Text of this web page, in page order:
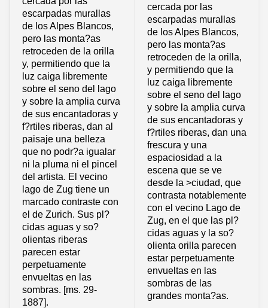
escarpadas murallas
de los Alpes Blancos,
pero las monta?as
retroceden de la orilla
y, permitiendo que la
luz caiga libremente
sobre el seno del lago
y sobre la amplia curva
de sus encantadoras y
f?rtiles riberas, dan al
paisaje una belleza
que no podr?a igualar
ni la pluma ni el pincel
del artista. El vecino
lago de Zug tiene un
marcado contraste con
el de Zurich. Sus pl?
cidas aguas y so?
olientas riberas
parecen estar
perpetuamente
envueltas en las
sombras. [ms. 29-
1887].
cercada por las
escarpadas murallas
de los Alpes Blancos,
pero las monta?as
retroceden de la orilla,
y permitiendo que la
luz caiga libremente
sobre el seno del lago
y sobre la amplia curva
de sus encantadoras y
f?rtiles riberas, dan una
frescura y una
espaciosidad a la
escena que se ve
desde la >ciudad, que
contrasta notablemente
con el vecino Lago de
Zug, en el que las pl?
cidas aguas y la so?
olienta orilla parecen
estar perpetuamente
envueltas en las
sombras de las
grandes monta?as.